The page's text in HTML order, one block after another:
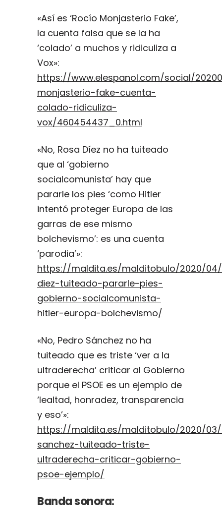
«Así es ‘Rocío Monjasterio Fake’,
la cuenta falsa que se la ha
‘colado’ a muchos y ridiculiza a
Vox»:
https://www.elespanol.com/social/
monjasterio-fake-cuenta-
colado-ridiculiza-
vox/460454437_0.html
«No, Rosa Díez no ha tuiteado
que al ‘gobierno
socialcomunista’ hay que
pararle los pies ‘como Hitler
intentó proteger Europa de las
garras de ese mismo
bolchevismo’: es una cuenta
‘parodia’»:
https://maldita.es/malditobulo/2020/
diez-tuiteado-pararle-pies-
gobierno-socialcomunista-
hitler-europa-bolchevismo/
«No, Pedro Sánchez no ha
tuiteado que es triste ‘ver a la
ultraderecha’ criticar al Gobierno
porque el PSOE es un ejemplo de
‘lealtad, honradez, transparencia
y eso’»:
https://maldita.es/malditobulo/2020/
sanchez-tuiteado-triste-
ultraderecha-criticar-gobierno-
psoe-ejemplo/
Banda sonora: